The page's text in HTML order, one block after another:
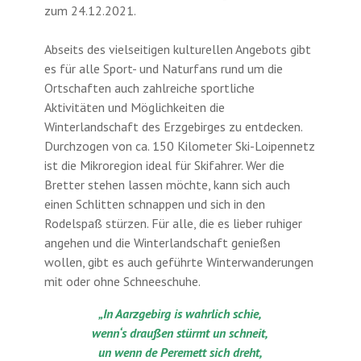
zum 24.12.2021.
Abseits des vielseitigen kulturellen Angebots gibt
es für alle Sport- und Naturfans rund um die
Ortschaften auch zahlreiche sportliche
Aktivitäten und Möglichkeiten die
Winterlandschaft des Erzgebirges zu entdecken.
Durchzogen von ca. 150 Kilometer Ski-Loipennetz
ist die Mikroregion ideal für Skifahrer. Wer die
Bretter stehen lassen möchte, kann sich auch
einen Schlitten schnappen und sich in den
Rodelspaß stürzen. Für alle, die es lieber ruhiger
angehen und die Winterlandschaft genießen
wollen, gibt es auch geführte Winterwanderungen
mit oder ohne Schneeschuhe.
„In Aarzgebirg is wahrlich schie,
wenn‘s draußen stürmt un schneit,
un wenn de Peremett sich dreht,